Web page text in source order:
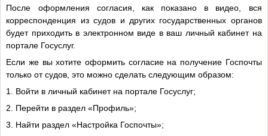
После оформления согласия, как показано в видео, вся
корреспонденция из судов и других государственных органов
будет приходить в электронном виде в ваш личный кабинет на
портале Госуслуг.
Если же вы хотите оформить согласие на получение Госпочты
только от судов, это можно сделать следующим образом:
1. Войти в личный кабинет на портале Госуслуг;
2. Перейти в раздел «Профиль»;
3. Найти раздел «Настройка Госпочты»;